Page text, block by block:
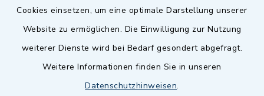
Cookies einsetzen, um eine optimale Darstellung unserer
Website zu ermöglichen. Die Einwilligung zur Nutzung
weiterer Dienste wird bei Bedarf gesondert abgefragt.
Weitere Informationen finden Sie in unseren
Datenschutzhinweisen.
Barrierefreiheit